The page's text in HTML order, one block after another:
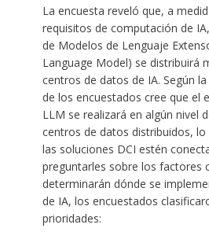
La encuesta reveló que, a
requisitos de computación de
de Modelos de Lenguaje
Language Model) se distribuirá
centros de datos de IA. Según
de los encuestados cree que el
LLM se realizará en algún nivel
centros de datos distribuidos, lo
las soluciones DCI estén
preguntarles sobre los factores
determinarán dónde se
de IA, los encuestados
prioridades: